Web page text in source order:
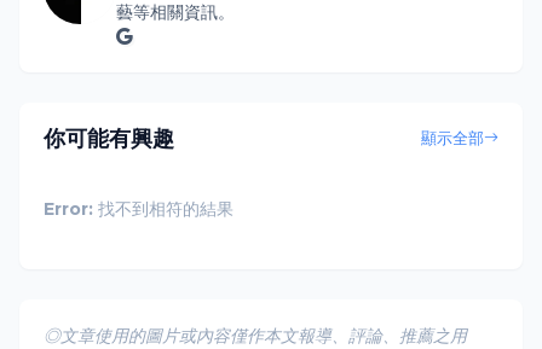
藝等相關資訊。
你可能有興趣 顯示全部
Error: 找不到相符的結果
◎文章使用的圖片或內容僅作本文報導、評論、推薦之用